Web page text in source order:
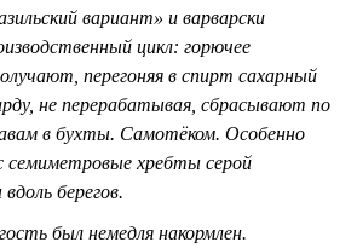
вариант» и варварски
цикл: горючее
перегоняя в спирт сахарный
не перерабатывая, сбрасывают по
в бухты. Самотёком. Особенно
семиметровые хребты серой
берегов.
был немедля накормлен.